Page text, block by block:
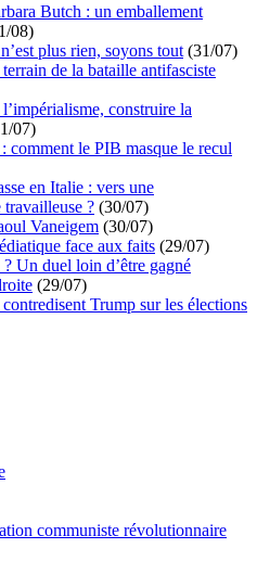
Butch : un emballement
08)
plus rien, soyons tout (31/07)
de la bataille antifasciste
construire la
07)
comment le PIB masque le recul
en Italie : vers une
travailleuse ? (30/07)
Vaneigem (30/07)
face aux faits (29/07)
Un duel loin d’être gagné
(29/07)
Trump sur les élections
communiste révolutionnaire